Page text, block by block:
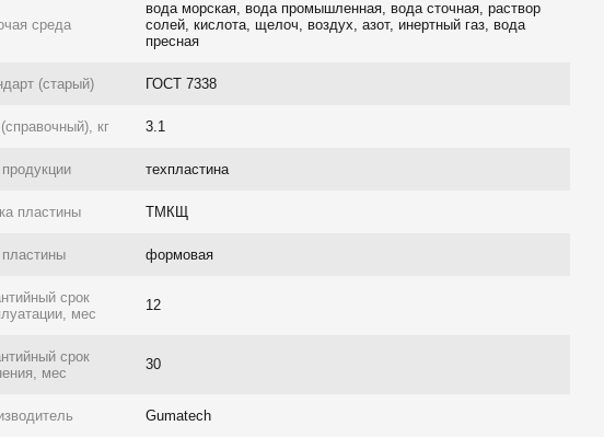
среда
вода морская, вода промышленная, вода сточная, раствор
солей, кислота, щелоч, воздух, азот, инертный газ, вода
пресная
(старый) ГОСТ 7338
кг 3.1
техпластина
пластины ТМКЩ
формовая
срок
мес
12
срок
мес
30
Gumatech